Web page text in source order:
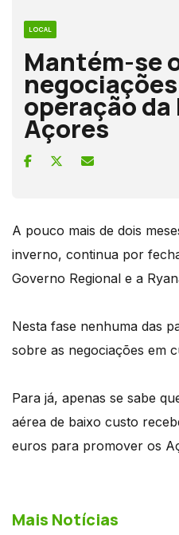
LOCAL
Mantém-se
operação
Açores
A pouco mais de dois
inverno, continua por
Governo Regional e a
Nesta fase nenhuma das
sobre as negociações em
Para já, apenas se sabe
aérea de baixo custo
euros para promover os
Mais Notícias